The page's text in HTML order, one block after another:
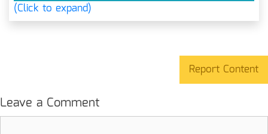
(Click to expand)
Report Content
Leave a Comment